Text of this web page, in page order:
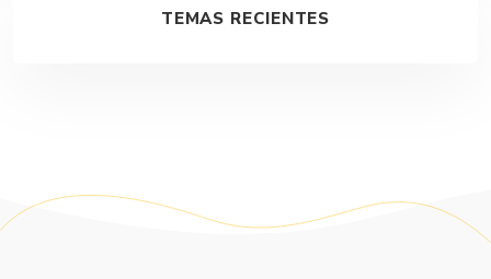
TEMAS RECIENTES